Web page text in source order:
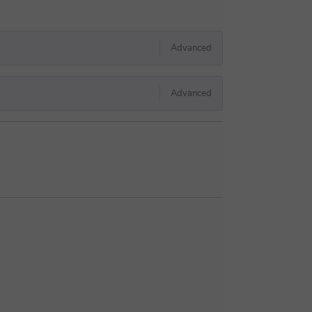
Advanced
Advanced